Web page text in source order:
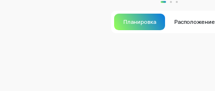
Планировка Расположение